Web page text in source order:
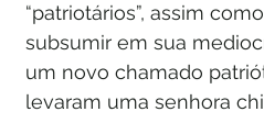
“patriotários”, assim
subsumir em sua
um novo chamado
levaram uma senhora